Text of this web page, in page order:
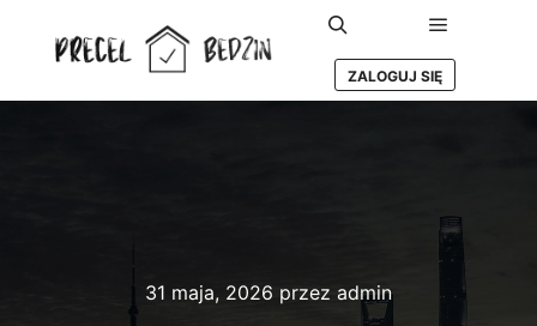
Szukaj Główne
ZALOGUJ SIĘ
31 maja, 2026 przez admin